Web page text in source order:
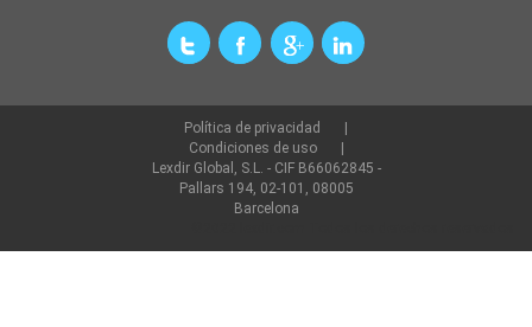
Política de privacidad
Condiciones de uso
Lexdir Global, S.L. - CIF B66062845 -
Pallars 194, 02-101, 08005
Barcelona